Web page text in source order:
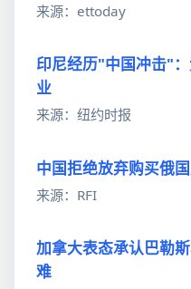
来源：ettoday
印尼经历"中国冲击"
业
来源：纽约时报
中国拒绝放弃购买俄
来源：RFI
加拿大表态承认巴勒
难